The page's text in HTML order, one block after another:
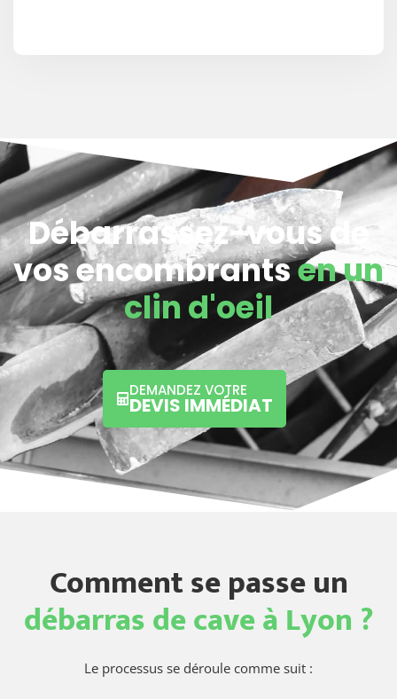
Débarrassez-vous de
vos encombrantsen un
clin d'oeil
DEMANDEZ VOTRE
DEVIS IMMÉDIAT
Comment se passe un
débarras de cave à Lyon ?
Le processus se déroule comme suit :